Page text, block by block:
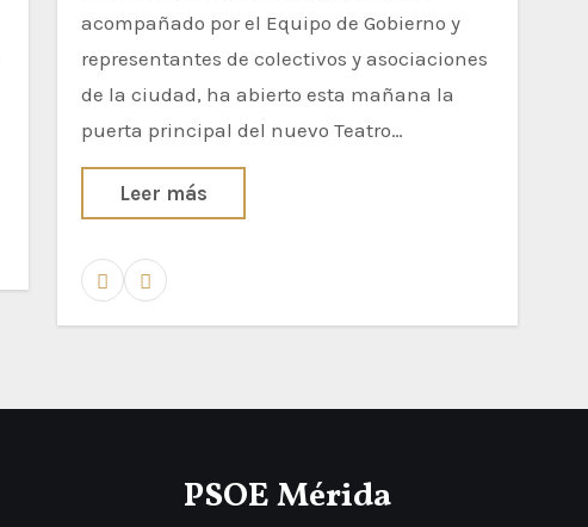
acompañado por el Equipo de Gobierno y
representantes de colectivos y asociaciones
de la ciudad, ha abierto esta mañana la
puerta principal del nuevo Teatro…
Leer más
PSOE Mérida